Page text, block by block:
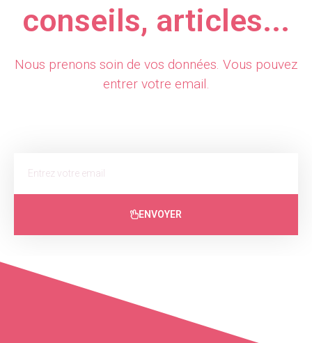
conseils, articles...
Nous prenons soin de vos données. Vous pouvez
entrer votre email.
ENVOYER